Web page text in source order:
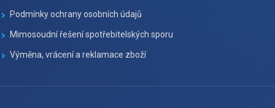
Podmínky ochrany osobních údajů
Mimosoudní řešení spotřebitelských sporu
Výměna, vrácení a reklamace zboží